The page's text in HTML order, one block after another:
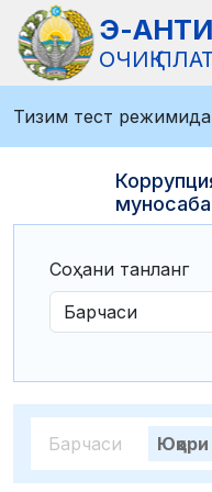
Э-
ОЧИҚ
Тизим тест
Соҳани танланг
Барчаси Юқори